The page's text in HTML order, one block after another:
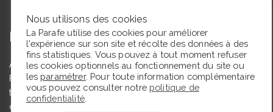
L’autrice
Agrégée de lettres modernes et docteure en études théâtrales,
Floriane Toussaint est maîtresse de conférences en études
théâtrales à l’Université de Caen Normandie et membre du
comité du Syndicat de la critique. Ce blog, créé en 2009, a
Nous utilisons des cookies
La Parafe utilise des cookies pour améliorer
l'expérience sur son site et récolte des données à des
fins statistiques. Vous pouvez à tout moment refuser
les cookies optionnels au fonctionnement du site ou
les paramétrer. Pour toute information complémentaire
vous pouvez consulter notre politique de
confidentialité.